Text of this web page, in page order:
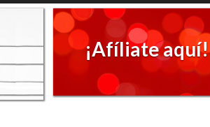
¡Afíliate aquí!